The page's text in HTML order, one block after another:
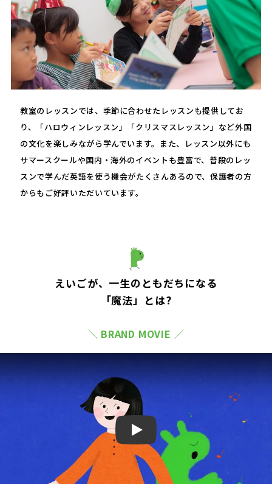
教室のレッスンでは、季節に合わせたレッスンも提供してお
り、「ハロウィンレッスン」「クリスマスレッスン」など外国
の文化を楽しみながら学んでいます。また、レッスン以外にも
サマースクールや国内・海外のイベントも豊富で、普段のレッ
スンで学んだ英語を使う機会がたくさんあるので、保護者の方
からもご好評いただいています。
えいごが、一生のともだちになる
「魔法」とは?
＼ BRAND MOVIE ／